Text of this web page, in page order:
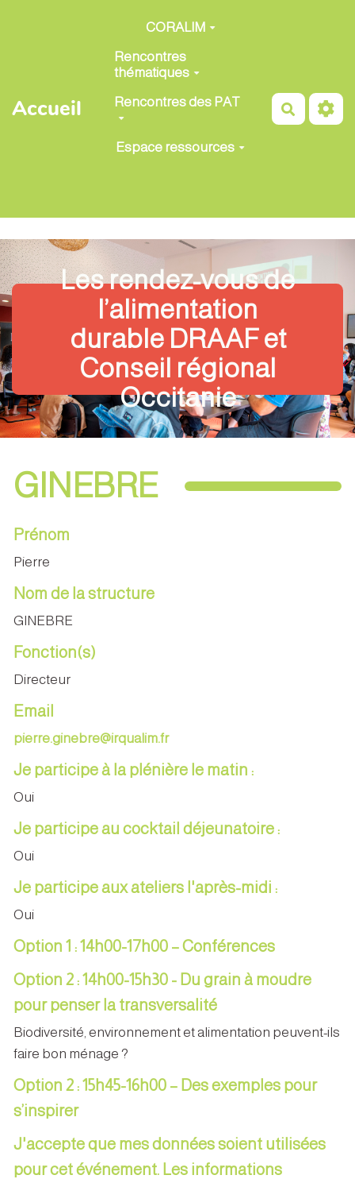
Aller au contenu principal
Accueil
CORALIM
Rencontres
thématiques
Rencontres des PAT
Espace ressources
Les rendez-vous de
l’alimentation
durable DRAAF et
Conseil régional
Occitanie
GINEBRE
Prénom
Pierre
Nom de la structure
GINEBRE
Fonction(s)
Directeur
Email
pierre.ginebre@irqualim.fr
Je participe à la plénière le matin :
Oui
Je participe au cocktail déjeunatoire :
Oui
Je participe aux ateliers l'après-midi :
Oui
Option 1 : 14h00-17h00 – Conférences
Option 2 : 14h00-15h30 - Du grain à moudre
pour penser la transversalité
Biodiversité, environnement et alimentation peuvent-ils
faire bon ménage ?
Option 2 : 15h45-16h00 – Des exemples pour
s’inspirer
J'accepte que mes données soient utilisées
pour cet événement. Les informations